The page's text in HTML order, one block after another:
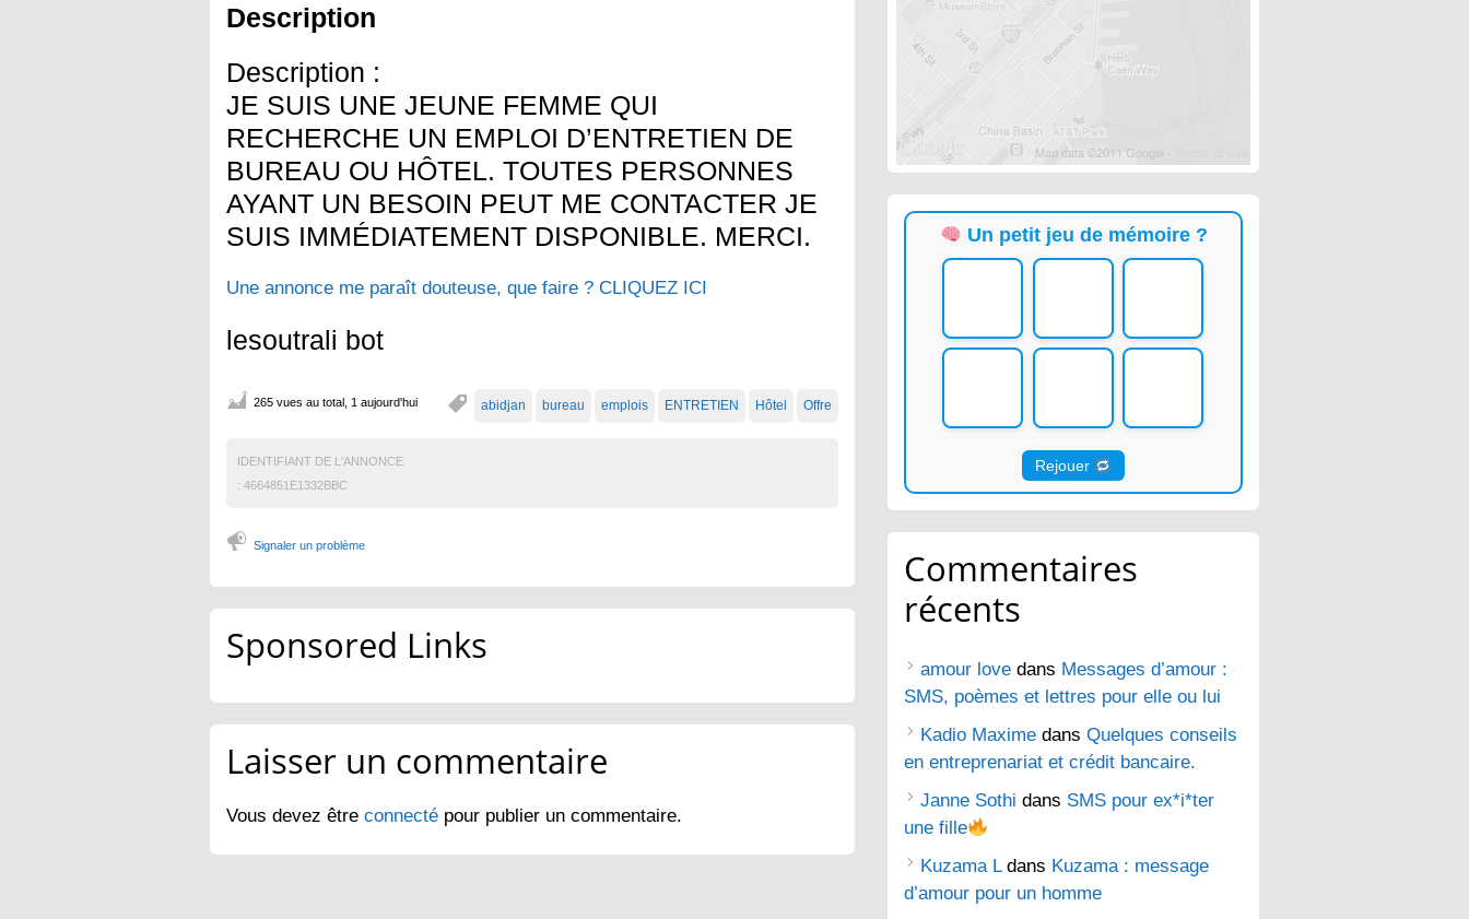
Description
Description :
JE SUIS UNE JEUNE FEMME QUI
RECHERCHE UN EMPLOI D’ENTRETIEN DE
BUREAU OU HÔTEL. TOUTES PERSONNES
AYANT UN BESOIN PEUT ME CONTACTER JE
SUIS IMMÉDIATEMENT DISPONIBLE. MERCI.
Une annonce me paraît douteuse, que faire ? CLIQUEZ ICI
lesoutrali bot
abidjan bureau emplois ENTRETIEN Hôtel Offre
265 vues au total, 1 aujourd'hui
IDENTIFIANT DE L'ANNONCE
: 4664851E1332BBC
Signaler un problème
Sponsored Links
Laisser un commentaire
Vous devez être connecté pour publier un commentaire.
Un petit jeu de mémoire ?
Rejouer
Commentaires
récents
amour love dans Messages d’amour :
SMS, poèmes et lettres pour elle ou lui
Kadio Maxime dans Quelques conseils
en entreprenariat et crédit bancaire.
Janne Sothi dans SMS pour ex*i*ter
une fille
Kuzama Ldans Kuzama : message
d’amour pour un homme